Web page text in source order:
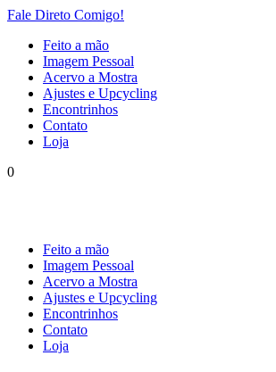
Fale Direto Comigo!
Feito a mão
Imagem Pessoal
Acervo a Mostra
Ajustes e Upcycling
Encontrinhos
Contato
Loja
0
Feito a mão
Imagem Pessoal
Acervo a Mostra
Ajustes e Upcycling
Encontrinhos
Contato
Loja